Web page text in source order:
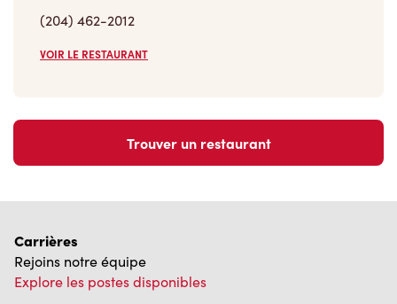
(204) 462-2012
VOIR LE RESTAURANT
Trouver un restaurant
Carrières
Rejoins notre équipe
Explore les postes disponibles